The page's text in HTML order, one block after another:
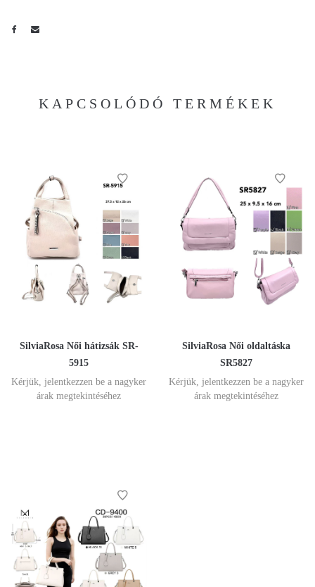
KAPCSOLÓDÓ TERMÉKEK
SilviaRosa Női hátizsák SR-
5915
Kérjük, jelentkezzen be a nagyker
árak megtekintéséhez
SilviaRosa Női oldaltáska
SR5827
Kérjük, jelentkezzen be a nagyker
árak megtekintéséhez